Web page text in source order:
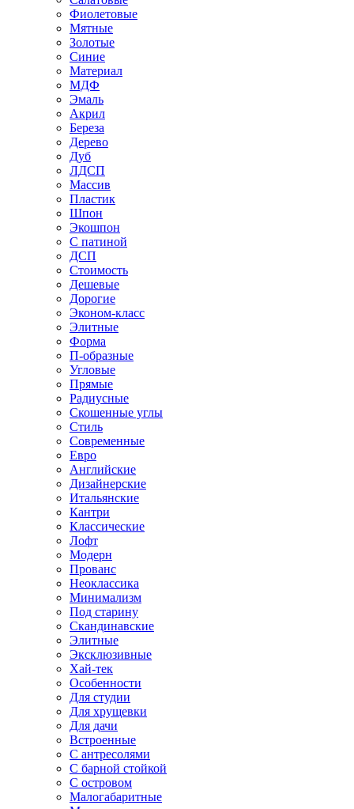
Фиолетовые
Мятные
Золотые
Синие
Материал
МДФ
Эмаль
Акрил
Береза
Дерево
Дуб
ЛДСП
Массив
Пластик
Шпон
Экошпон
С патиной
ДСП
Стоимость
Дешевые
Дорогие
Эконом-класс
Элитные
Форма
П-образные
Угловые
Прямые
Радиусные
Скошенные углы
Стиль
Современные
Евро
Английские
Дизайнерские
Итальянские
Кантри
Классические
Лофт
Модерн
Прованс
Неоклассика
Минимализм
Под старину
Скандинавские
Элитные
Эксклюзивные
Хай-тек
Особенности
Для студии
Для хрущевки
Для дачи
Встроенные
С антресолями
С барной стойкой
С островом
Малогабаритные